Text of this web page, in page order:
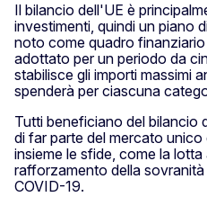
Il bilancio dell'UE è
investimenti, quindi un piano
noto come quadro
adottato per un periodo da
stabilisce gli importi massimi
spenderà per ciascuna
Tutti beneficiano del bilancio
di far parte del mercato
insieme le sfide, come la
rafforzamento della
COVID-19.